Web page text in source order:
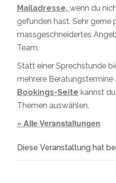
Mailadresse, wenn du
gefunden hast. Sehr gerne
massgeschneidertes
Team.
Statt einer Sprechstunde
mehrere Beratungstermine
Bookings-Seite kannst
Themen auswählen.
« Alle Veranstaltungen
Diese Veranstaltung hat